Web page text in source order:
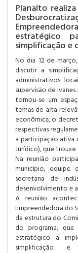
Planalto
estratégico
simplificação e
No dia 12 de
discutir a
administrativos
supervisão de
tornou-se um
temas de alta
econômica, o
respectivas
a participação ativa
Jurídico), que trouxe
Na reunião
município, equipe
secretaria de
desenvolvimento e
A reunião
Empreendedora do
da estrutura do
do programa,
estratégico a
simplificação e